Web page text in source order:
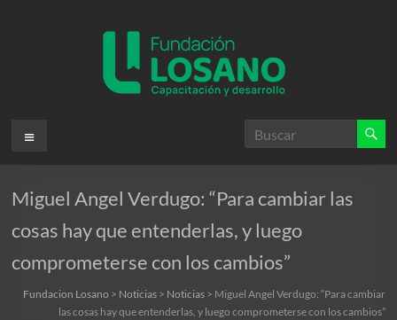
Fundacion
Fundación
Losano
para
Menú
Miguel Angel Verdugo: “Para cambiar las
cosas hay que entenderlas, y luego
comprometerse con los cambios”
Fundacion Losano > Noticias> Noticias> Miguel Angel Verdugo: “Para cambiar
las cosas hay que entenderlas, y luego comprometerse con los cambios”